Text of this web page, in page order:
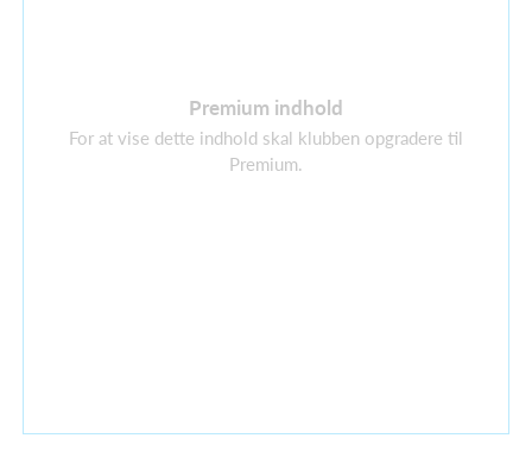
Premium indhold
For at vise dette indhold skal klubben opgradere til
Premium.